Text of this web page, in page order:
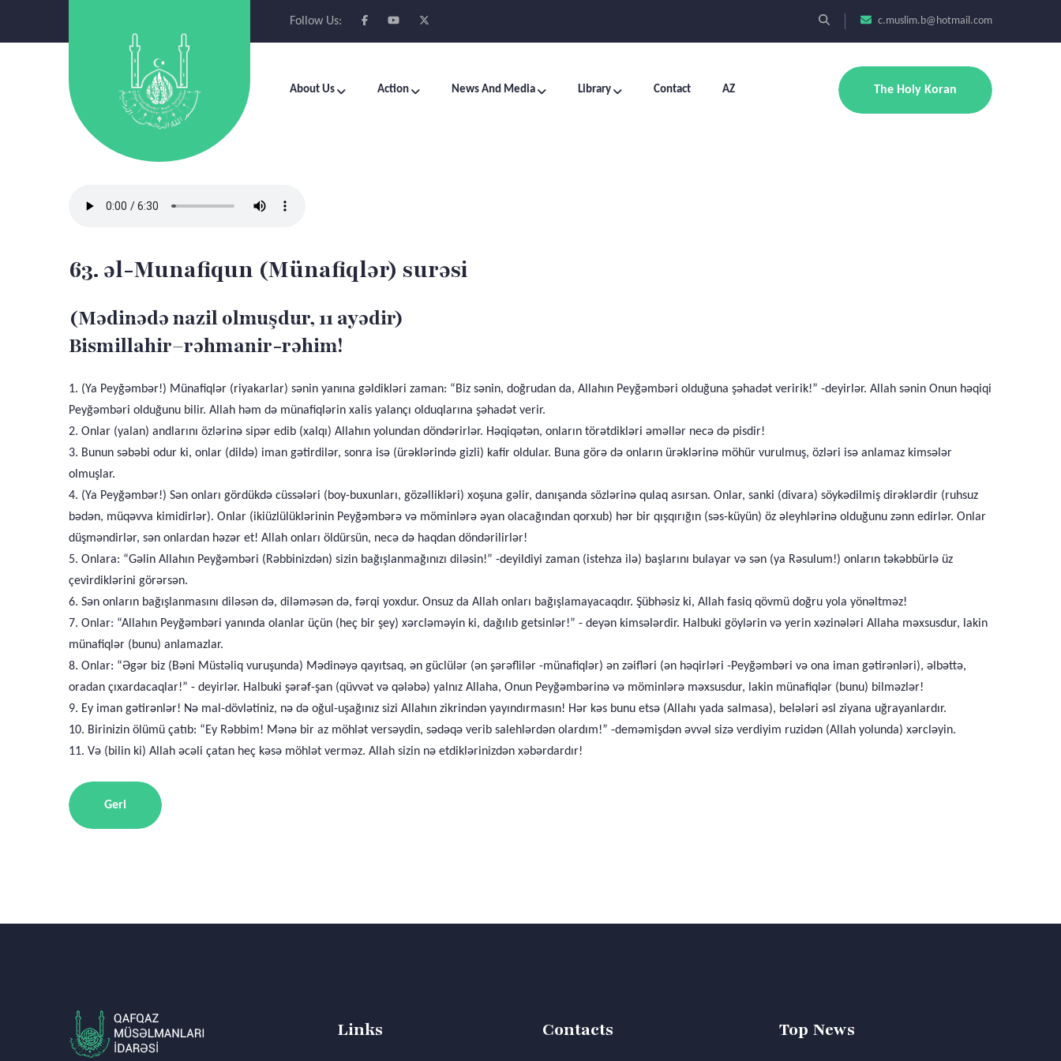
Follow Us: c.muslim.b@hotmail.com
About Us Action News And Media Library Contact AZ The Holy Koran
63. əl-Munafiqun (Münafiqlər) surəsi
(Mədinədə nazil olmuşdur, 11 ayədir)
Bismillahir–rəhmanir-rəhim!
1. (Ya Peyğəmbər!) Münafiqlər (riyakarlar) sənin yanına gəldikləri zaman: “Biz sənin, doğrudan da, Allahın Peyğəmbəri olduğuna şəhadət veririk!” -deyirlər. Allah sənin Onun həqiqi
Peyğəmbəri olduğunu bilir. Allah həm də münafiqlərin xalis yalançı olduqlarına şəhadət verir.
2. Onlar (yalan) andlarını özlərinə sipər edib (xalqı) Allahın yolundan döndərirlər. Həqiqətən, onların törətdikləri əməllər necə də pisdir!
3. Bunun səbəbi odur ki, onlar (dildə) iman gətirdilər, sonra isə (ürəklərində gizli) kafir oldular. Buna görə də onların ürəklərinə möhür vurulmuş, özləri isə anlamaz kimsələr
olmuşlar.
4. (Ya Peyğəmbər!) Sən onları gördükdə cüssələri (boy-buxunları, gözəllikləri) xoşuna gəlir, danışanda sözlərinə qulaq asırsan. Onlar, sanki (divara) söykədilmiş dirəklərdir (ruhsuz
bədən, müqəvva kimidirlər). Onlar (ikiüzlülüklərinin Peyğəmbərə və möminlərə əyan olacağından qorxub) hər bir qışqırığın (səs-küyün) öz əleyhlərinə olduğunu zənn edirlər. Onlar
düşməndirlər, sən onlardan həzər et! Allah onları öldürsün, necə də haqdan döndərilirlər!
5. Onlara: “Gəlin Allahın Peyğəmbəri (Rəbbinizdən) sizin bağışlanmağınızı diləsin!” -deyildiyi zaman (istehza ilə) başlarını bulayar və sən (ya Rəsulum!) onların təkəbbürlə üz
çevirdiklərini görərsən.
6. Sən onların bağışlanmasını diləsən də, diləməsən də, fərqi yoxdur. Onsuz da Allah onları bağışlamayacaqdır. Şübhəsiz ki, Allah fasiq qövmü doğru yola yönəltməz!
7. Onlar: “Allahın Peyğəmbəri yanında olanlar üçün (heç bir şey) xərcləməyin ki, dağılıb getsinlər!” - deyən kimsələrdir. Halbuki göylərin və yerin xəzinələri Allaha məxsusdur, lakin
münafiqlər (bunu) anlamazlar.
8. Onlar: “Əgər biz (Bəni Müstəliq vuruşunda) Mədinəyə qayıtsaq, ən güclülər (ən şərəflilər -münafiqlər) ən zəifləri (ən həqirləri -Peyğəmbəri və ona iman gətirənləri), əlbəttə,
oradan çıxardacaqlar!” - deyirlər. Halbuki şərəf-şan (qüvvət və qələbə) yalnız Allaha, Onun Peyğəmbərinə və möminlərə məxsusdur, lakin münafiqlər (bunu) bilməzlər!
9. Ey iman gətirənlər! Nə mal-dövlətiniz, nə də oğul-uşağınız sizi Allahın zikrindən yayındırmasın! Hər kəs bunu etsə (Allahı yada salmasa), belələri əsl ziyana uğrayanlardır.
10. Birinizin ölümü çatıb: “Ey Rəbbim! Mənə bir az möhlət versəydin, sədəqə verib salehlərdən olardım!” -deməmişdən əvvəl sizə verdiyim ruzidən (Allah yolunda) xərcləyin.
11. Və (bilin ki) Allah əcəli çatan heç kəsə möhlət verməz. Allah sizin nə etdiklərinizdən xəbərdardır!
Geri
Links Contacts Top News